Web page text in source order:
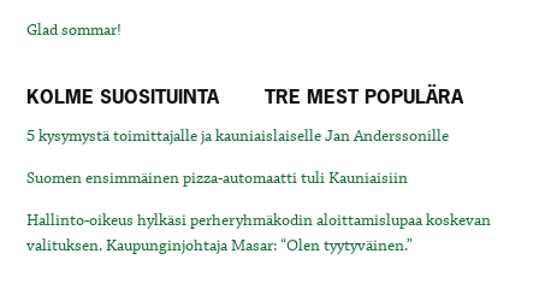
Glad sommar!
KOLME SUOSITUINTA TRE MEST POPULÄRA
5 kysymystä toimittajalle ja kauniaislaiselle Jan Anderssonille
Suomen ensimmäinen pizza-automaatti tuli Kauniaisiin
Hallinto-oikeus hylkäsi perheryhmäkodin aloittamislupaa koskevan
valituksen. Kaupunginjohtaja Masar: “Olen tyytyväinen.”